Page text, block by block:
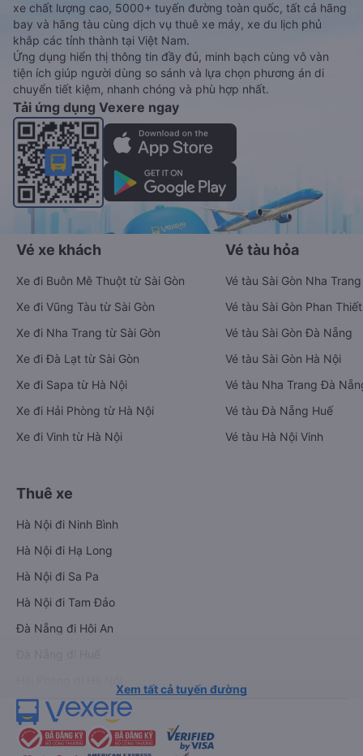
xe chất lượng cao, 5000+ tuyến đường toàn quốc, tất cả hãng
bay và hãng tàu cùng dịch vụ thuê xe máy, xe du lịch phủ
khắp các tỉnh thành tại Việt Nam.
Ứng dụng hiển thị thông tin đầy đủ, minh bạch cùng vô vàn
tiện ích giúp người dùng so sánh và lựa chọn phương án di
chuyển tiết kiệm, nhanh chóng và phù hợp nhất.
Tải ứng dụng Vexere ngay
Vé xe khách
Xe đi Buôn Mê Thuột từ Sài Gòn
Xe đi Vũng Tàu từ Sài Gòn
Xe đi Nha Trang từ Sài Gòn
Xe đi Đà Lạt từ Sài Gòn
Xe đi Sapa từ Hà Nội
Xe đi Hải Phòng từ Hà Nội
Xe đi Vinh từ Hà Nội
Vé tàu hỏa
Vé tàu Sài Gòn Nha Trang
Vé tàu Sài Gòn Phan Thiết
Vé tàu Sài Gòn Đà Nẵng
Vé tàu Sài Gòn Hà Nội
Vé tàu Nha Trang Đà
Vé tàu Đà Nẵng Huế
Vé tàu Hà Nội Vinh
Thuê xe
Hà Nội đi Ninh Bình
Hà Nội đi Hạ Long
Hà Nội đi Sa Pa
Hà Nội đi Tam Đảo
Đà Nẵng đi Hội An
Xem tất cả tuyến đường